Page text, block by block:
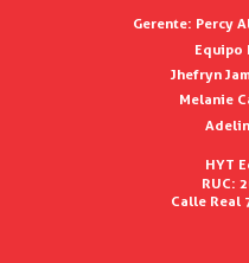
Gerente: Percy
Equipo
Jhefryn
Melanie
HYT
RUC:
Calle Real